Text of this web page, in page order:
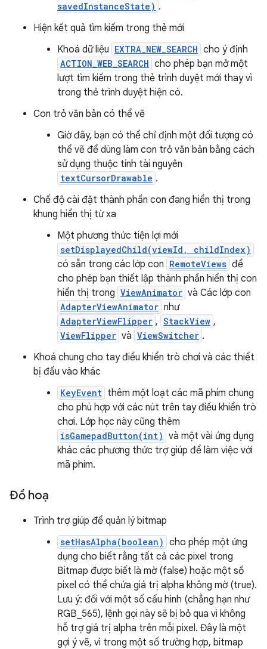
savedInstanceState) .
Hiện kết quả tìm kiếm trong thẻ mới
Khoá dữ liệu EXTRA_NEW_SEARCH cho ý định
ACTION_WEB_SEARCH cho phép bạn mở một
lượt tìm kiếm trong thẻ trình duyệt mới thay vì
trong thẻ trình duyệt hiện có.
Con trỏ văn bản có thể vẽ
Giờ đây, bạn có thể chỉ định một đối tượng có
thể vẽ để dùng làm con trỏ văn bản bằng cách
sử dụng thuộc tính tài nguyên
textCursorDrawable .
Chế độ cài đặt thành phần con đang hiển thị trong
khung hiển thị từ xa
Một phương thức tiện lợi mới
setDisplayedChild(viewId, childIndex)
có sẵn trong các lớp con RemoteViews để
cho phép bạn thiết lập thành phần hiển thị con
hiển thị trong ViewAnimator và Các lớp con
AdapterViewAnimator như
AdapterViewFlipper , StackView ,
ViewFlipper và ViewSwitcher .
Khoá chung cho tay điều khiển trò chơi và các thiết
bị đầu vào khác
KeyEvent thêm một loạt các mã phím chung
cho phù hợp với các nút trên tay điều khiển trò
chơi. Lớp học này cũng thêm
isGamepadButton(int) và một vài ứng dụng
khác các phương thức trợ giúp để làm việc với
mã phím.
Đồ hoạ
Trình trợ giúp để quản lý bitmap
setHasAlpha(boolean) cho phép một ứng
dụng cho biết rằng tất cả các pixel trong
Bitmap được biết là mờ (false) hoặc một số
pixel có thể chứa giá trị alpha không mờ (true).
Lưu ý: đối với một số cấu hình (chẳng hạn như
RGB_565), lệnh gọi này sẽ bị bỏ qua vì không
hỗ trợ giá trị alpha trên mỗi pixel. Đây là một
gợi ý vẽ, vì trong một số trường hợp, bitmap